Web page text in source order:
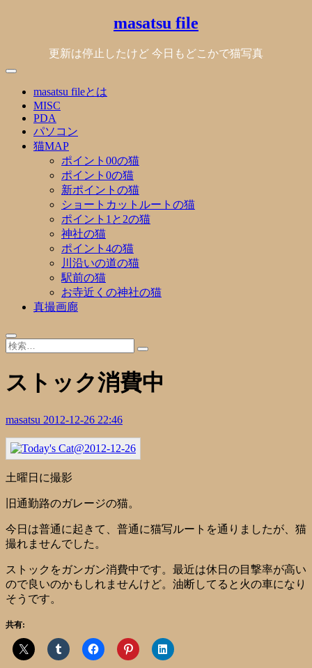
masatsu file
更新は停止したけど 今日もどこかで猫写真
masatsu fileとは
MISC
PDA
パソコン
猫MAP
ポイント00の猫
ポイント0の猫
新ポイントの猫
ショートカットルートの猫
ポイント1と2の猫
神社の猫
ポイント4の猫
川沿いの道の猫
駅前の猫
お寺近くの神社の猫
真撮画廊
ストック消費中
masatsu 2012-12-26 22:46
土曜日に撮影
旧通勤路のガレージの猫。
今日は普通に起きて、普通に猫写ルートを通りましたが、猫
撮れませんでした。
ストックをガンガン消費中です。最近は休日の目撃率が高い
ので良いのかもしれませんけど。油断してると火の車になり
そうです。
共有: